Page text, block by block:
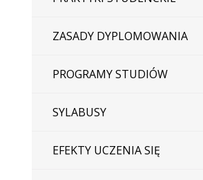
ZASADY DYPLOMOWANIA
PROGRAMY STUDIÓW
SYLABUSY
EFEKTY UCZENIA SIĘ